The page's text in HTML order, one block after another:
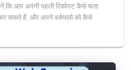
कि आप अपनी पहली रिक्वेस्ट कैसे चला
सकते हैं, और अपने वर्कफ़्लो को कैसे